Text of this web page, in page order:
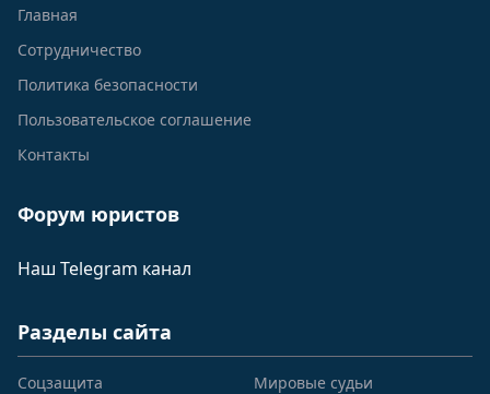
Главная
Сотрудничество
Политика безопасности
Пользовательское соглашение
Контакты
Форум юристов
Наш Telegram канал
Разделы сайта
Соцзащита Мировые судьи